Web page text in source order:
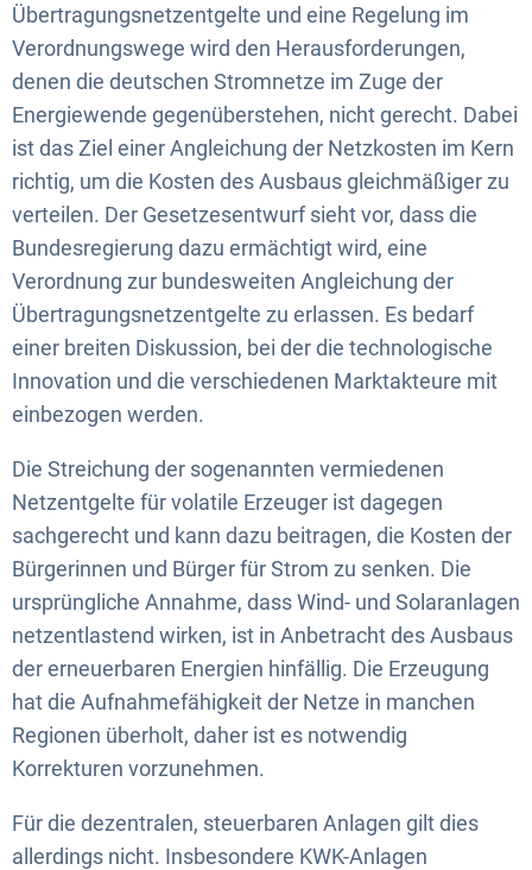
Übertragungsnetzentgelte und eine Regelung im
Verordnungswege wird den Herausforderungen,
denen die deutschen Stromnetze im Zuge der
Energiewende gegenüberstehen, nicht gerecht. Dabei
ist das Ziel einer Angleichung der Netzkosten im Kern
richtig, um die Kosten des Ausbaus gleichmäßiger zu
verteilen. Der Gesetzesentwurf sieht vor, dass die
Bundesregierung dazu ermächtigt wird, eine
Verordnung zur bundesweiten Angleichung der
Übertragungsnetzentgelte zu erlassen. Es bedarf
einer breiten Diskussion, bei der die technologische
Innovation und die verschiedenen Marktakteure mit
einbezogen werden.
Die Streichung der sogenannten vermiedenen
Netzentgelte für volatile Erzeuger ist dagegen
sachgerecht und kann dazu beitragen, die Kosten der
Bürgerinnen und Bürger für Strom zu senken. Die
ursprüngliche Annahme, dass Wind- und Solaranlagen
netzentlastend wirken, ist in Anbetracht des Ausbaus
der erneuerbaren Energien hinfällig. Die Erzeugung
hat die Aufnahmefähigkeit der Netze in manchen
Regionen überholt, daher ist es notwendig
Korrekturen vorzunehmen.
Für die dezentralen, steuerbaren Anlagen gilt dies
allerdings nicht. Insbesondere KWK-Anlagen